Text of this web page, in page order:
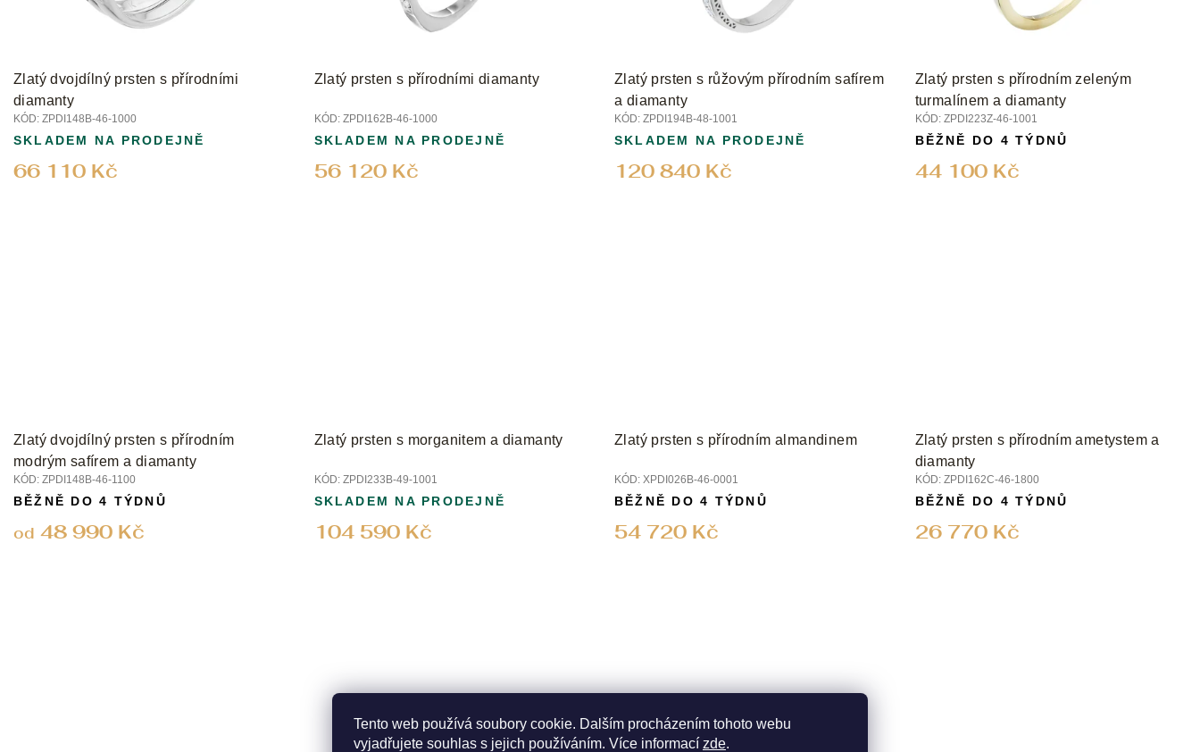
Tento web používá soubory cookie. Dalším procházením tohoto webu
vyjadřujete souhlas s jejich používáním. Více informací zde.
t
ů
Zlatý dvojdílný prsten s přírodními
diamanty
KÓD: ZPDI148B-46-1000
66 110 Kč
SKLADEM NA PRODEJNĚ
Zlatý prsten s přírodními diamanty
KÓD: ZPDI162B-46-1000
56 120 Kč
SKLADEM NA PRODEJNĚ
Zlatý prsten s růžovým přírodním safírem
a diamanty
KÓD: ZPDI194B-48-1001
120 840 Kč
SKLADEM NA PRODEJNĚ
Zlatý prsten s přírodním zeleným
turmalínem a diamanty
KÓD: ZPDI223Z-46-1001
44 100 Kč
BĚŽNĚ DO 4 TÝDNŮ
Zlatý dvojdílný prsten s přírodním
modrým safírem a diamanty
KÓD: ZPDI148B-46-1100
od 48 990 Kč
BĚŽNĚ DO 4 TÝDNŮ
Zlatý prsten s morganitem a diamanty
KÓD: ZPDI233B-49-1001
104 590 Kč
SKLADEM NA PRODEJNĚ
Zlatý prsten s přírodním almandinem
KÓD: XPDI026B-46-0001
54 720 Kč
BĚŽNĚ DO 4 TÝDNŮ
Zlatý prsten s přírodním ametystem a
diamanty
KÓD: ZPDI162C-46-1800
26 770 Kč
BĚŽNĚ DO 4 TÝDNŮ